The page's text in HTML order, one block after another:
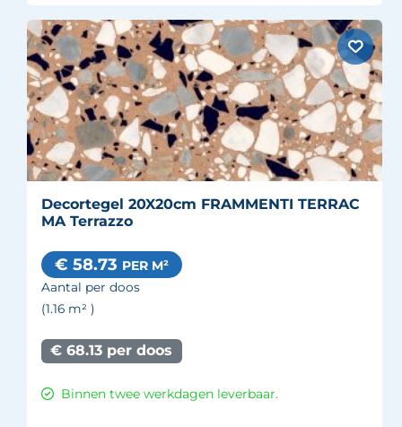
Decortegel 20X20cm FRAMMENTI TERRAC
MA Terrazzo
€ 58.73 PER M²
Aantal per doos
(1.16 m² )
€ 68.13 per doos
Binnen twee werkdagen leverbaar.